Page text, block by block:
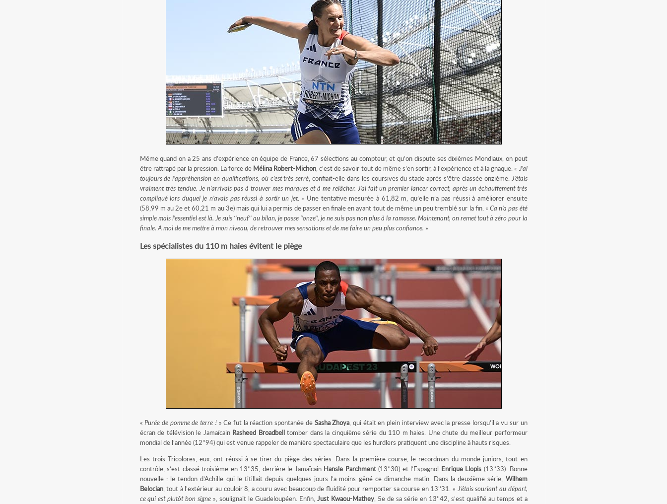
Même quand on a 25 ans d’expérience en équipe de France, 67 sélections au compteur, et qu’on dispute ses dixièmes Mondiaux, on peut
être rattrapé par la pression. La force de Mélina Robert-Michon , c’est de savoir tout de même s’en sortir, à l’expérience et à la gnaque. « J’ai
toujours de l’appréhension en qualifications, où c’est très serré , confiait-elle dans les coursives du stade après s’être classée onzième. J’étais
vraiment très tendue. Je n’arrivais pas à trouver mes marques et à me relâcher. J’ai fait un premier lancer correct, après un échauffement très
compliqué lors duquel je n’avais pas réussi à sortir un jet. » Une tentative mesurée à 61,82 m, qu’elle n’a pas réussi à améliorer ensuite
(58,99 m au 2e et 60,21 m au 3e) mais qui lui a permis de passer en finale en ayant tout de même un peu tremblé sur la fin. «Ca n’a pas été
simple mais l’essentiel est là. Je suis ‘’neuf’’ au bilan, je passe ‘’onze’’, je ne suis pas non plus à la ramasse. Maintenant, on remet tout à zéro pour la
finale. A moi de me mettre à mon niveau, de retrouver mes sensations et de me faire un peu plus confiance. »
Les spécialistes du 110 m haies évitent le piège
« Purée de pomme de terre !» Ce fut la réaction spontanée de Sasha Zhoya, qui était en plein interview avec la presse lorsqu’il a vu sur un
écran de télévision le Jamaïcain Rasheed Broadbelltomber dans la cinquième série du 110 m haies. Une chute du meilleur performeur
mondial de l’année (12’’94) qui est venue rappeler de manière spectaculaire que les hurdlers pratiquent une discipline à hauts risques.
Les trois Tricolores, eux, ont réussi à se tirer du piège des séries. Dans la première course, le recordman du monde juniors, tout en
contrôle, s’est classé troisième en 13’’35, derrière le Jamaïcain Hansle Parchment(13’’30) et l’Espagnol Enrique Llopis (13’’33). Bonne
nouvelle : le tendon d’Achille qui le titillait depuis quelques jours l’a moins gêné ce dimanche matin. Dans la deuxième série, Wilhem
Belocian, tout à l’extérieur au couloir 8, a couru avec beaucoup de fluidité pour remporter sa course en 13’’31. « J’étais souriant au départ,
ce qui est plutôt bon signe », soulignait le Guadeloupéen. Enfin,Just Kwaou-Mathey , 5e de sa série en 13’’42, s’est qualifié au temps et a